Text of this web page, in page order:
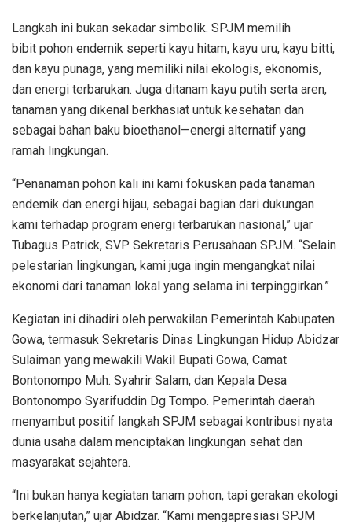
Langkah ini bukan sekadar simbolik. SPJM memilih
bibit pohon endemik seperti kayu hitam, kayu uru, kayu bitti,
dan kayu punaga, yang memiliki nilai ekologis, ekonomis,
dan energi terbarukan. Juga ditanam kayu putih serta aren,
tanaman yang dikenal berkhasiat untuk kesehatan dan
sebagai bahan baku bioethanol—energi alternatif yang
ramah lingkungan.
“Penanaman pohon kali ini kami fokuskan pada tanaman
endemik dan energi hijau, sebagai bagian dari dukungan
kami terhadap program energi terbarukan nasional,” ujar
Tubagus Patrick, SVP Sekretaris Perusahaan SPJM. “Selain
pelestarian lingkungan, kami juga ingin mengangkat nilai
ekonomi dari tanaman lokal yang selama ini terpinggirkan.”
Kegiatan ini dihadiri oleh perwakilan Pemerintah Kabupaten
Gowa, termasuk Sekretaris Dinas Lingkungan Hidup Abidzar
Sulaiman yang mewakili Wakil Bupati Gowa, Camat
Bontonompo Muh. Syahrir Salam, dan Kepala Desa
Bontonompo Syarifuddin Dg Tompo. Pemerintah daerah
menyambut positif langkah SPJM sebagai kontribusi nyata
dunia usaha dalam menciptakan lingkungan sehat dan
masyarakat sejahtera.
“Ini bukan hanya kegiatan tanam pohon, tapi gerakan ekologi
berkelanjutan,” ujar Abidzar. “Kami mengapresiasi SPJM